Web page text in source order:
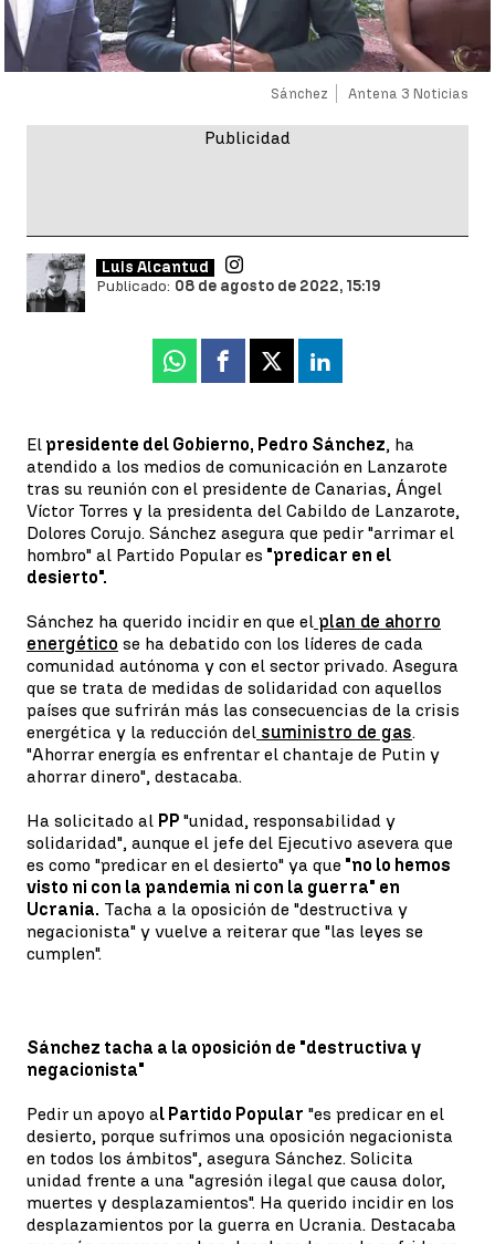
Sánchez Antena 3 Noticias
Luis Alcantud
Publicado: 08 de agosto de 2022, 15:19
Whatsapp
Facebook
X Linkedin
El presidente del Gobierno, Pedro Sánchez, ha
atendido a los medios de comunicación en Lanzarote
tras su reunión con el presidente de Canarias, Ángel
Víctor Torres y la presidenta del Cabildo de Lanzarote,
Dolores Corujo. Sánchez asegura que pedir "arrimar el
hombro" al Partido Popular es "predicar en el
desierto".
Sánchez ha querido incidir en que el plan de ahorro
energético se ha debatido con los líderes de cada
comunidad autónoma y con el sector privado. Asegura
que se trata de medidas de solidaridad con aquellos
países que sufrirán más las consecuencias de la crisis
energética y la reducción del suministro de gas.
"Ahorrar energía es enfrentar el chantaje de Putin y
ahorrar dinero", destacaba.
Ha solicitado al PP "unidad, responsabilidad y
solidaridad", aunque el jefe del Ejecutivo asevera que
es como "predicar en el desierto" ya que "no lo hemos
visto ni con la pandemia ni con la guerra" en
Ucrania. Tacha a la oposición de "destructiva y
negacionista" y vuelve a reiterar que "las leyes se
cumplen".
Sánchez tacha a la oposición de "destructiva y
negacionista"
Pedir un apoyo al Partido Popular "es predicar en el
desierto, porque sufrimos una oposición negacionista
en todos los ámbitos", asegura Sánchez. Solicita
unidad frente a una "agresión ilegal que causa dolor,
muertes y desplazamientos". Ha querido incidir en los
desplazamientos por la guerra en Ucrania. Destacaba